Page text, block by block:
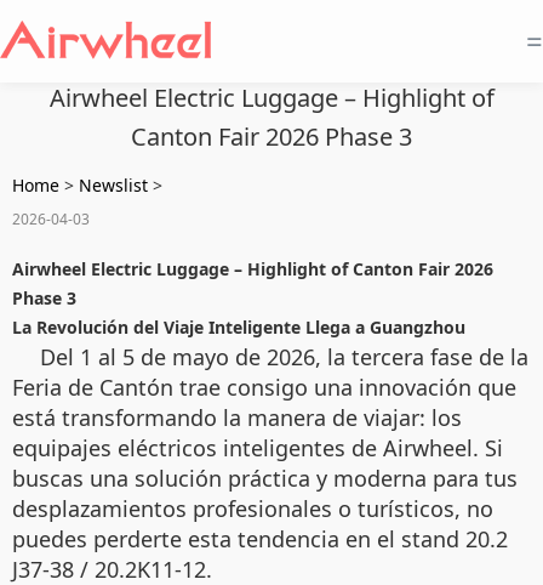
=
Airwheel Electric Luggage – Highlight of
Canton Fair 2026 Phase 3
Home > Newslist >
2026-04-03
Airwheel Electric Luggage – Highlight of Canton Fair 2026
Phase 3
La Revolución del Viaje Inteligente Llega a Guangzhou
Del 1 al 5 de mayo de 2026, la tercera fase de la
Feria de Cantón trae consigo una innovación que
está transformando la manera de viajar: los
equipajes eléctricos inteligentes de Airwheel. Si
buscas una solución práctica y moderna para tus
desplazamientos profesionales o turísticos, no
puedes perderte esta tendencia en el stand 20.2
J37-38 / 20.2K11-12.